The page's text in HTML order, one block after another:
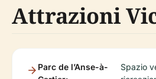
Attrazioni
Parc de l’Anse-à-
Spazio